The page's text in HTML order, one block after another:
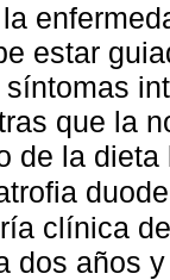
estar
que la
de la
clínica
dos años